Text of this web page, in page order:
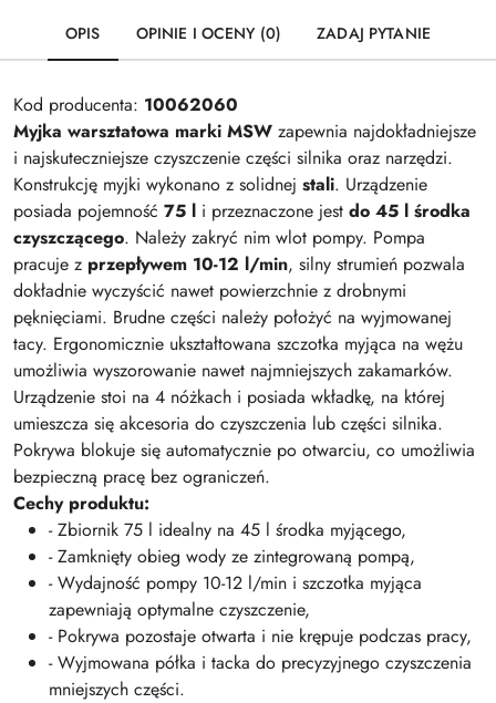
OPIS OPINIE I OCENY (0) ZADAJ PYTANIE
Kod producenta: 10062060
Myjka warsztatowa marki MSW zapewnia najdokładniejsze
i najskuteczniejsze czyszczenie części silnika oraz narzędzi.
Konstrukcję myjki wykonano z solidnej stali. Urządzenie
posiada pojemność 75 l i przeznaczone jest do 45 l środka
czyszczącego. Należy zakryć nim wlot pompy. Pompa
pracuje z przepływem 10-12 l/min, silny strumień pozwala
dokładnie wyczyścić nawet powierzchnie z drobnymi
pęknięciami. Brudne części należy położyć na wyjmowanej
tacy. Ergonomicznie ukształtowana szczotka myjąca na wężu
umożliwia wyszorowanie nawet najmniejszych zakamarków.
Urządzenie stoi na 4 nóżkach i posiada wkładkę, na której
umieszcza się akcesoria do czyszczenia lub części silnika.
Pokrywa blokuje się automatycznie po otwarciu, co umożliwia
bezpieczną pracę bez ograniczeń.
Cechy produktu:
- Zbiornik 75 l idealny na 45 l środka myjącego,
- Zamknięty obieg wody ze zintegrowaną pompą,
- Wydajność pompy 10-12 l/min i szczotka myjąca
zapewniają optymalne czyszczenie,
- Pokrywa pozostaje otwarta i nie krępuje podczas pracy,
- Wyjmowana półka i tacka do precyzyjnego czyszczenia
mniejszych części.